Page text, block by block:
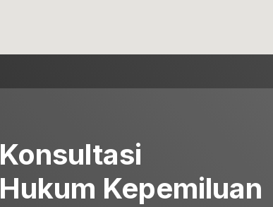
Konsultasi
Hukum Kepemiluan